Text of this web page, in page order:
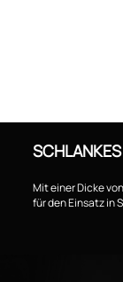
Mit einer Dicke
für den Einsatz in